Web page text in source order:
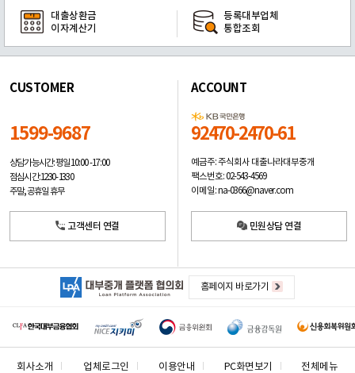
대출상환금
이자계산기
등록대부업체
통합조회
CUSTOMER
1599-9687
상담가능시간: 평일10:00 -17:00
점심시간: 12:30 - 13:30
주말, 공휴일 휴무
고객센터 연결
ACCOUNT
92470-2470-61
예금주: 주식회사 대출나라대부중개
팩스번호: 02-543-4569
이메일: na-0366@naver.com
민원상담 연결
홈페이지 바로가기
회사소개 업체로그인 이용안내 PC화면보기 전체메뉴